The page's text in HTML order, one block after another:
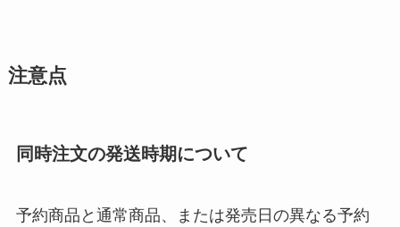
注意点
同時注文の発送時期について
予約商品と通常商品、または発売日の異なる予約